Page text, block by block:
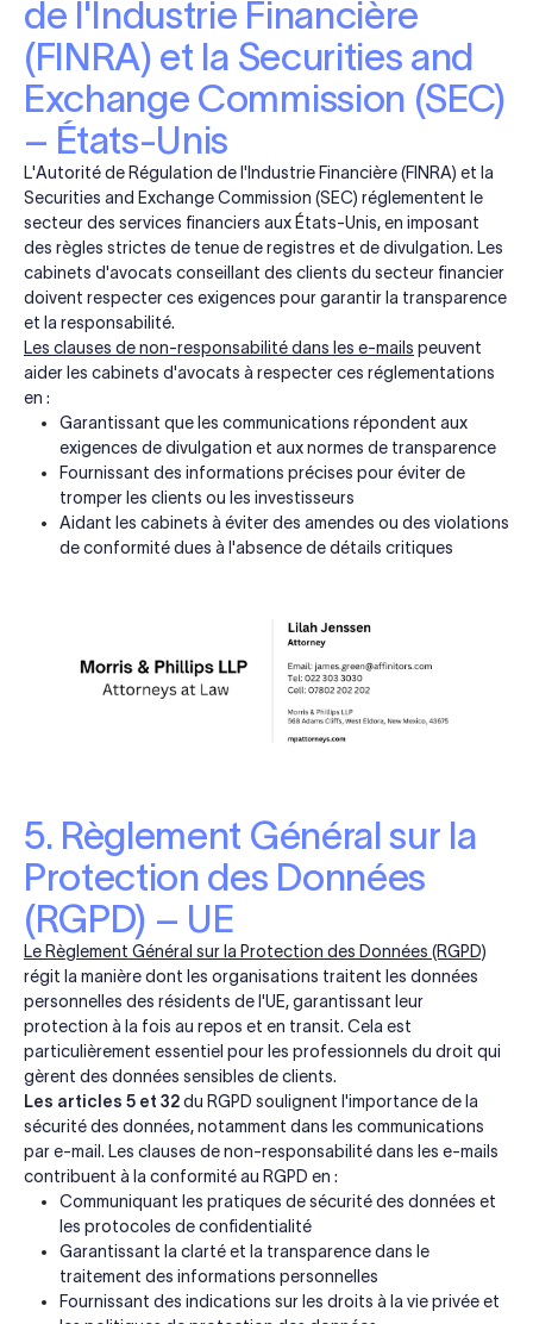
de l'Industrie Financière
(FINRA) et la Securities and
Exchange Commission (SEC)
– États-Unis
L'Autorité de Régulation de l'Industrie Financière (FINRA) et la
Securities and Exchange Commission (SEC) réglementent le
secteur des services financiers aux États-Unis, en imposant
des règles strictes de tenue de registres et de divulgation. Les
cabinets d'avocats conseillant des clients du secteur financier
doivent respecter ces exigences pour garantir la transparence
et la responsabilité.
Les clauses de non-responsabilité dans les e-mails peuvent
aider les cabinets d'avocats à respecter ces réglementations
en :
Garantissant que les communications répondent aux
exigences de divulgation et aux normes de transparence
Fournissant des informations précises pour éviter de
tromper les clients ou les investisseurs
Aidant les cabinets à éviter des amendes ou des violations
de conformité dues à l'absence de détails critiques
5. Règlement Général sur la
Protection des Données
(RGPD) – UE
Le Règlement Général sur la Protection des Données (RGPD)
régit la manière dont les organisations traitent les données
personnelles des résidents de l'UE, garantissant leur
protection à la fois au repos et en transit. Cela est
particulièrement essentiel pour les professionnels du droit qui
gèrent des données sensibles de clients.
Les articles 5 et 32du RGPD soulignent l'importance de la
sécurité des données, notamment dans les communications
par e-mail. Les clauses de non-responsabilité dans les e-mails
contribuent à la conformité au RGPD en :
Communiquant les pratiques de sécurité des données et
les protocoles de confidentialité
Garantissant la clarté et la transparence dans le
traitement des informations personnelles
Fournissant des indications sur les droits à la vie privée et